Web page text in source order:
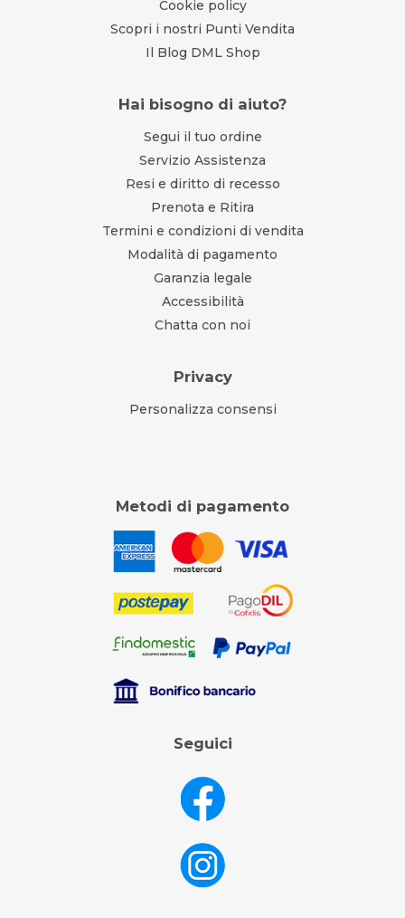
Cookie policy
Scopri i nostri Punti Vendita
Il Blog DML Shop
Hai bisogno di aiuto?
Segui il tuo ordine
Servizio Assistenza
Resi e diritto di recesso
Prenota e Ritira
Termini e condizioni di vendita
Modalità di pagamento
Garanzia legale
Accessibilità
Chatta con noi
Privacy
Personalizza consensi
Metodi di pagamento
Seguici